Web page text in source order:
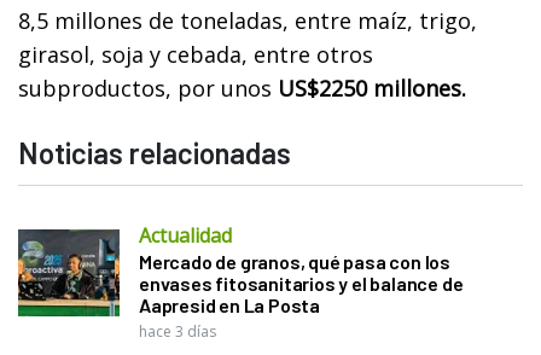
8,5 millones de toneladas, entre maíz, trigo,
girasol, soja y cebada, entre otros
subproductos, por unos US$2250 millones.
Noticias relacionadas
Actualidad
Mercado de granos, qué pasa con los
envases fitosanitarios y el balance de
Aapresid en La Posta
hace 3 días